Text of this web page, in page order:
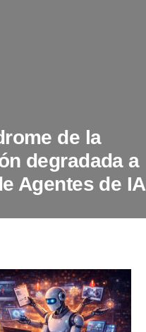
de la
degradada a
Agentes de IA